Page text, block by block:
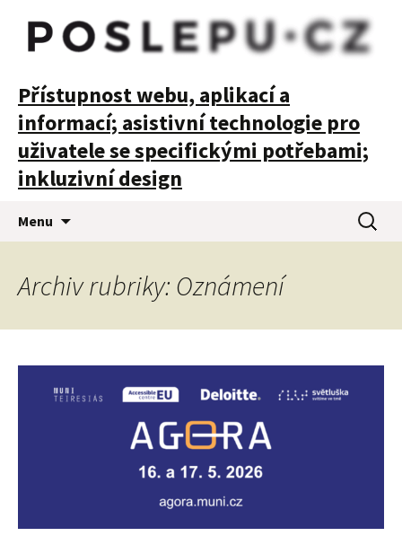
POSLEPU
Přístupnost webu, aplikací a
informací; asistivní technologie pro
uživatele se specifickými potřebami;
inkluzivní design
Menu
webu
Archiv rubriky: Oznámení